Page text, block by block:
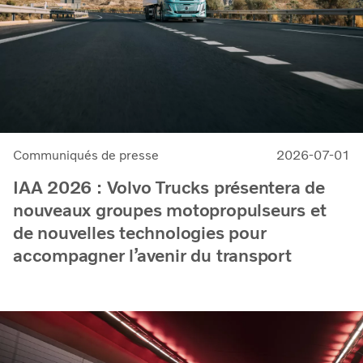
Communiqués de presse 2026-07-01
IAA 2026 : Volvo Trucks présentera de
nouveaux groupes motopropulseurs et
de nouvelles technologies pour
accompagner l’avenir du transport